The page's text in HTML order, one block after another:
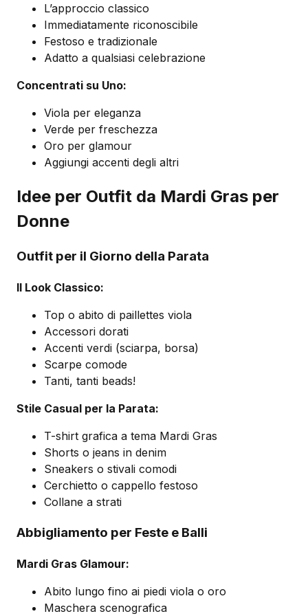
L’approccio classico
Immediatamente riconoscibile
Festoso e tradizionale
Adatto a qualsiasi celebrazione
Concentrati su Uno:
Viola per eleganza
Verde per freschezza
Oro per glamour
Aggiungi accenti degli altri
Idee per Outfit da Mardi Gras per
Donne
Outfit per il Giorno della Parata
Il Look Classico:
Top o abito di paillettes viola
Accessori dorati
Accenti verdi (sciarpa, borsa)
Scarpe comode
Tanti, tanti beads!
Stile Casual per la Parata:
T-shirt grafica a tema Mardi Gras
Shorts o jeans in denim
Sneakers o stivali comodi
Cerchietto o cappello festoso
Collane a strati
Abbigliamento per Feste e Balli
Mardi Gras Glamour:
Abito lungo fino ai piedi viola o oro
Maschera scenografica